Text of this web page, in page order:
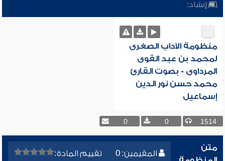
إنشاد:
منظومة الآداب الصغرى
لمحمد بن عبد القوى
المرداوى - بصوت القارئ
محمد حسن نور الدين
إسماعيل
1514
0
0
المقيمين: 0 تقييم المادة:
متن